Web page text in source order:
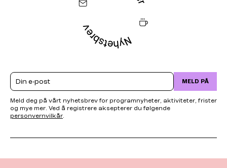
Email MELD PÅ
Meld deg på vårt nyhetsbrev for programnyheter, aktiviteter, frister
og mye mer. Ved å registrere aksepterer du følgende
personvernvilkår.